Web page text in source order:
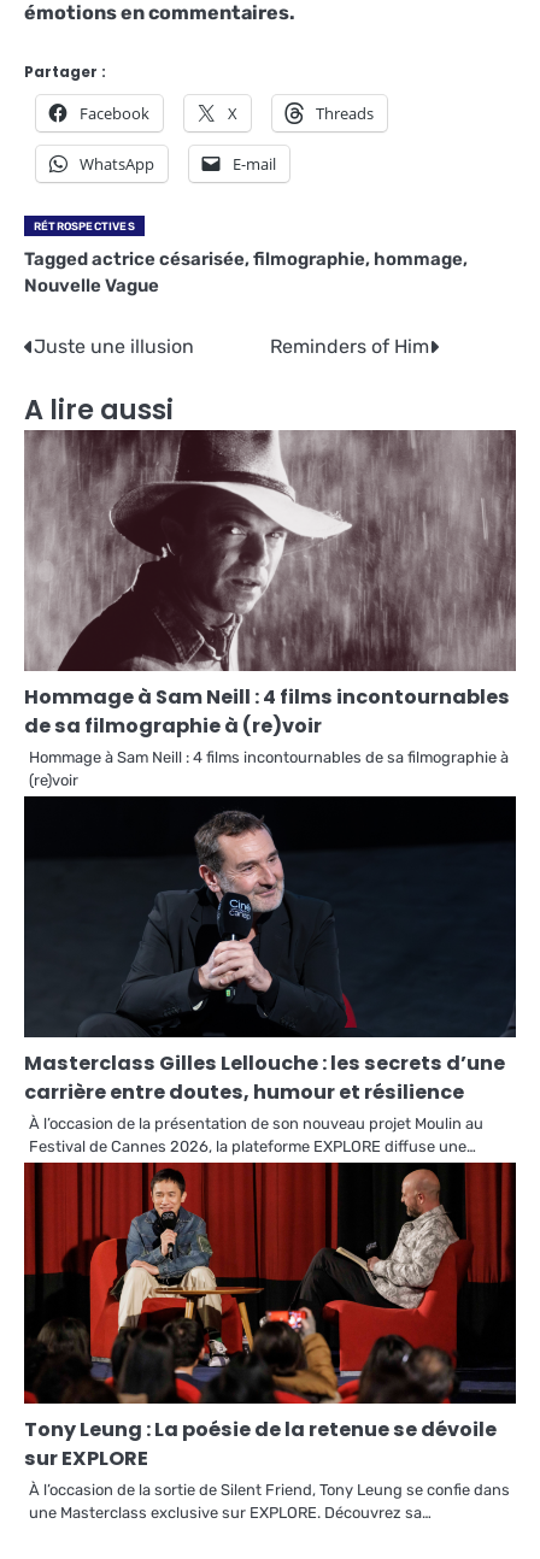
émotions en commentaires.
Partager :
Facebook X Threads
WhatsApp E-mail
RÉTROSPECTIVES
Taggedactrice césarisée, filmographie, hommage,
Nouvelle Vague
Navigation
de
l’article
Juste une illusion Reminders of Him
A lire aussi
Hommage à Sam Neill : 4 films incontournables
de sa filmographie à (re)voir
Hommage à Sam Neill : 4 films incontournables de sa filmographie à
(re)voir
Masterclass Gilles Lellouche : les secrets d’une
carrière entre doutes, humour et résilience
À l’occasion de la présentation de son nouveau projet Moulin au
Festival de Cannes 2026, la plateforme EXPLORE diffuse une…
Tony Leung : La poésie de la retenue se dévoile
sur EXPLORE
À l’occasion de la sortie de Silent Friend, Tony Leung se confie dans
une Masterclass exclusive sur EXPLORE. Découvrez sa…